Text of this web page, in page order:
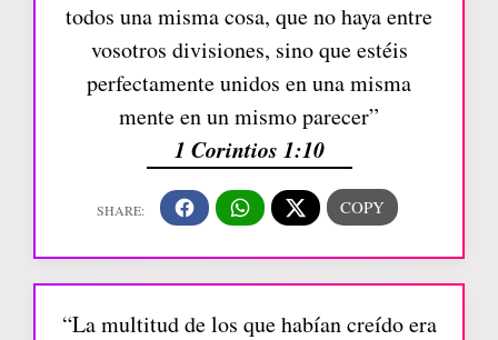
todos una misma cosa, que no haya entre
vosotros divisiones, sino que estéis
perfectamente unidos en una misma
mente en un mismo parecer”
1 Corintios 1:10
“La multitud de los que habían creído era